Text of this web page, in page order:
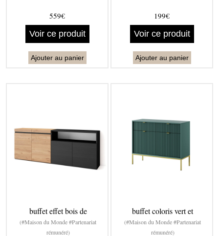
559€
Voir ce produit
Ajouter au panier
199€
Voir ce produit
Ajouter au panier
buffet effet bois de
(#Maison du Monde #Partenariat
rémunéré)
buffet coloris vert et
(#Maison du Monde #Partenariat
rémunéré)